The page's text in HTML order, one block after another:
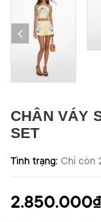
CHÂN VÁY
SET
Tình trạng: Chỉ còn
2.850.000₫